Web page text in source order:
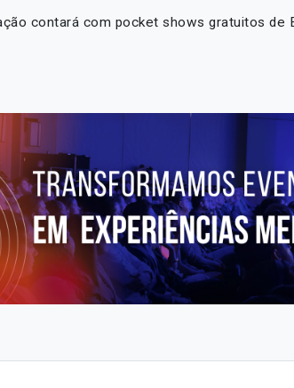
contará com pocket shows gratuitos de